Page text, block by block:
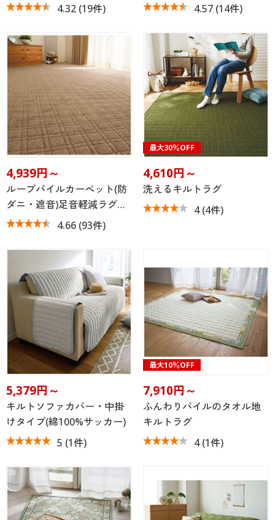
4.32 (19件) 4.57(14件)
4,939円～
ループパイルカーペット(防
ダニ・遮音)足音軽減ラグ…
4.66 (93件)
最大30％OFF
4,610円～
洗えるキルトラグ
4(4件)
5,379円～
キルトソファカバー・中掛
けタイプ(綿100%サッカー)
5 (1件)
最大10％OFF
7,910円～
ふんわりパイルのタオル地
キルトラグ
4(1件)